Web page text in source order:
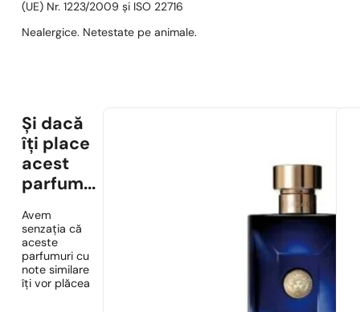
(UE) Nr. 1223/2009 și ISO 22716
Nealergice. Netestate pe animale.
Și dacă
îți place
acest
parfum...
Avem
senzația că
aceste
parfumuri cu
note similare
îți vor plăcea